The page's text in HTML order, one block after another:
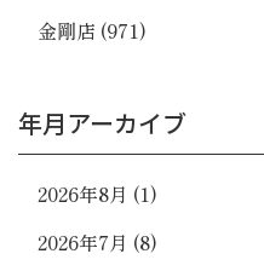
金剛店 (971)
年月アーカイブ
2026年8月 (1)
2026年7月 (8)